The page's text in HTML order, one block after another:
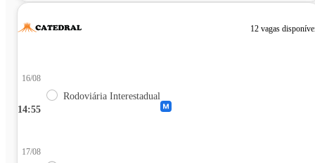
12 vagas
14:55
16/08
Rodoviária Interestadual
17/08